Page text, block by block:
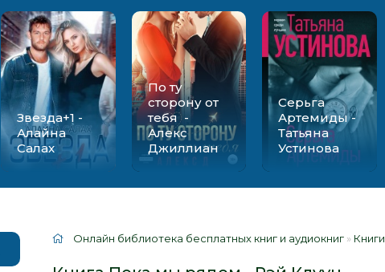
Звезда+1 -
Алайна
Салах
По ту
сторону от
тебя -
Алекс
Джиллиан
Серьга
Артемиды -
Татьяна
Устинова
Онлайн библиотека бесплатных книг и аудиокниг » Книги